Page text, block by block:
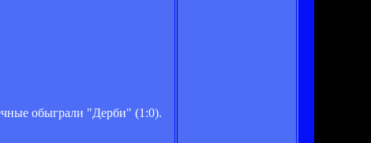
обыграли "Дерби" (1:0).